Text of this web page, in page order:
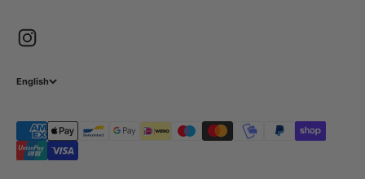
English